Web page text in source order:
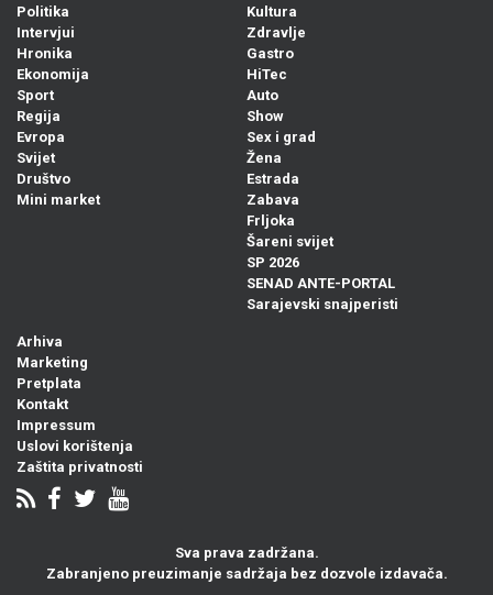
Politika
Intervjui
Hronika
Ekonomija
Sport
Regija
Evropa
Svijet
Društvo
Mini market
Kultura
Zdravlje
Gastro
HiTec
Auto
Show
Sex i grad
Žena
Estrada
Zabava
Frljoka
Šareni svijet
SP 2026
SENAD ANTE-PORTAL
Sarajevski snajperisti
Arhiva
Marketing
Pretplata
Kontakt
Impressum
Uslovi korištenja
Zaštita privatnosti
Sva prava zadržana.
Zabranjeno preuzimanje sadržaja bez dozvole izdavača.